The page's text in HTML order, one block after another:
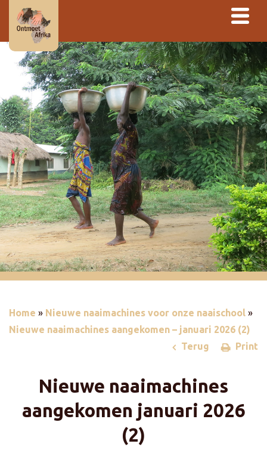
Home » Nieuwe naaimachines voor onze naaischool »
Nieuwe naaimachines aangekomen – januari 2026 (2)
Print
Terug
Nieuwe naaimachines
aangekomen januari 2026
(2)